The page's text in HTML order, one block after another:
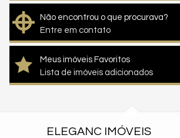
Não encontrou o que procurava?
Entre em contato
Meus imóveis Favoritos
Lista de imóveis adicionados
ELEGANC IMÓVEIS